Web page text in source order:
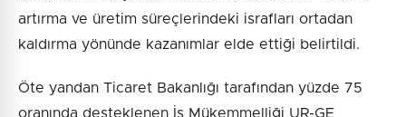
artırma ve üretim süreçlerindeki israfları ortadan
kaldırma yönünde kazanımlar elde ettiği belirtildi.
Öte yandan Ticaret Bakanlığı tarafından yüzde 75
oranında desteklenen İş Mükemmelliği UR-GE